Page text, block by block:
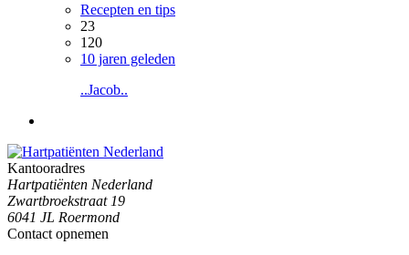
Recepten en tips
23
120
10 jaren geleden
..Jacob..
Kantooradres
Hartpatiënten Nederland
Zwartbroekstraat 19
6041 JL Roermond
Contact opnemen